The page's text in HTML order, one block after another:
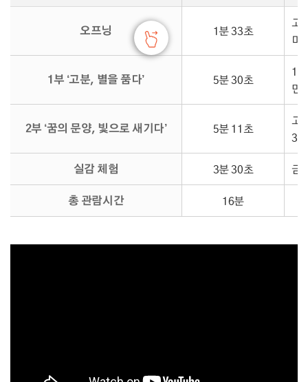
오프닝 1분 33초
고
미
1부 ‘고분, 별을 품다’ 5분 30초
만
2부 ‘꿈의 문양, 빛으로 새기다’ 5분 11초
고
3
실감 체험 3분 30초 금
총 관람시간 16분